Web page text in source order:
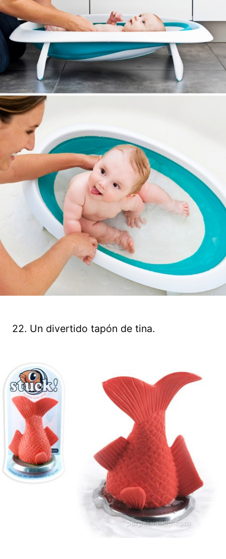
22. Un divertido tapón de tina.